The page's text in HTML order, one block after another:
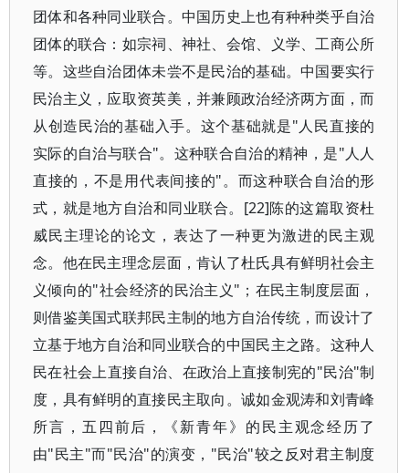
团体和各种同业联合。中国历史上也有种种类乎自治
团体的联合：如宗祠、神社、会馆、义学、工商公所
等。这些自治团体未尝不是民治的基础。中国要实行
民治主义，应取资英美，并兼顾政治经济两方面，而
从创造民治的基础入手。这个基础就是"人民直接的
实际的自治与联合"。这种联合自治的精神，是"人人
直接的，不是用代表间接的"。而这种联合自治的形
式，就是地方自治和同业联合。[22]陈的这篇取资杜
威民主理论的论文，表达了一种更为激进的民主观
念。他在民主理念层面，肯认了杜氏具有鲜明社会主
义倾向的"社会经济的民治主义"；在民主制度层面，
则借鉴美国式联邦民主制的地方自治传统，而设计了
立基于地方自治和同业联合的中国民主之路。这种人
民在社会上直接自治、在政治上直接制宪的"民治"制
度，具有鲜明的直接民主取向。诚如金观涛和刘青峰
所言，五四前后，《新青年》的民主观念经历了
由"民主"而"民治"的演变，"民治"较之反对君主制度